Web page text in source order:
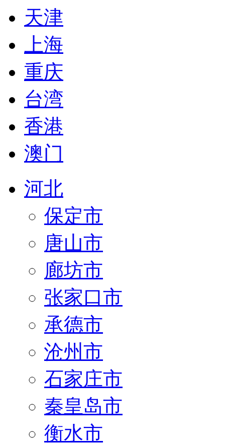
天津
上海
重庆
台湾
香港
澳门
河北
保定市
唐山市
廊坊市
张家口市
承德市
沧州市
石家庄市
秦皇岛市
衡水市